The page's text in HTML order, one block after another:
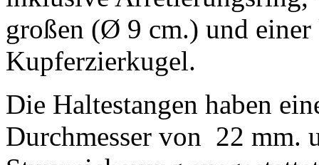
großen (Ø 9 cm.) und
Kupferzierkugel.
Die Haltestangen haben
Durchmesser von 22 mm.